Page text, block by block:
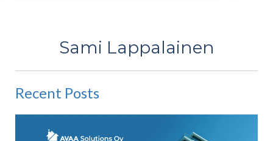
Sami Lappalainen
Recent Posts